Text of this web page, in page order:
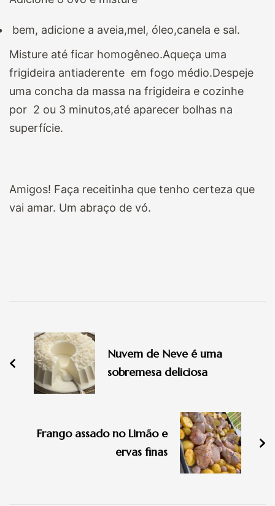
bem, adicione a aveia,mel, óleo,canela e sal.
Misture até ficar homogêneo.Aqueça uma
frigideira antiaderente em fogo médio.Despeje
uma concha da massa na frigideira e cozinhe
por 2 ou 3 minutos,até aparecer bolhas na
superfície.
Amigos! Faça receitinha que tenho certeza que
vai amar. Um abraço de vó.
post
Nuvem de Neve é uma
sobremesa deliciosa
Frango assado no Limão e
ervas finas